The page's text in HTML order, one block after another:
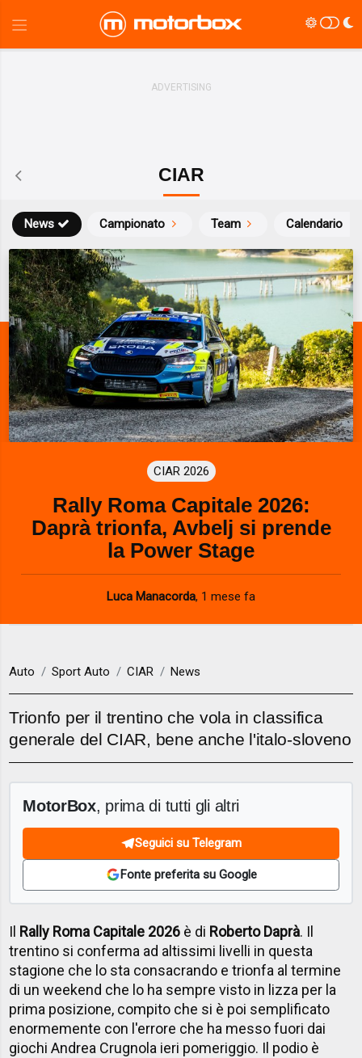
CIAR
News Campionato Team Calendario
CIAR 2026
Rally Roma Capitale 2026:
Daprà trionfa, Avbelj si prende
la Power Stage
Luca Manacorda, 1 mese fa
Auto Sport Auto CIAR News
Trionfo per il trentino che vola in classifica
generale del CIAR, bene anche l'italo-sloveno
MotorBox, prima di tutti gli altri
Seguici su Telegram
Fonte preferita su Google
Il Rally Roma Capitale 2026 è di Roberto Daprà. Il
trentino si conferma ad altissimi livelli in questa
stagione che lo sta consacrando e trionfa al termine
di un weekend che lo ha sempre visto in lizza per la
prima posizione, compito che si è poi semplificato
enormemente con l'errore che ha messo fuori dai
giochi Andrea Crugnola ieri pomeriggio. Il podio è